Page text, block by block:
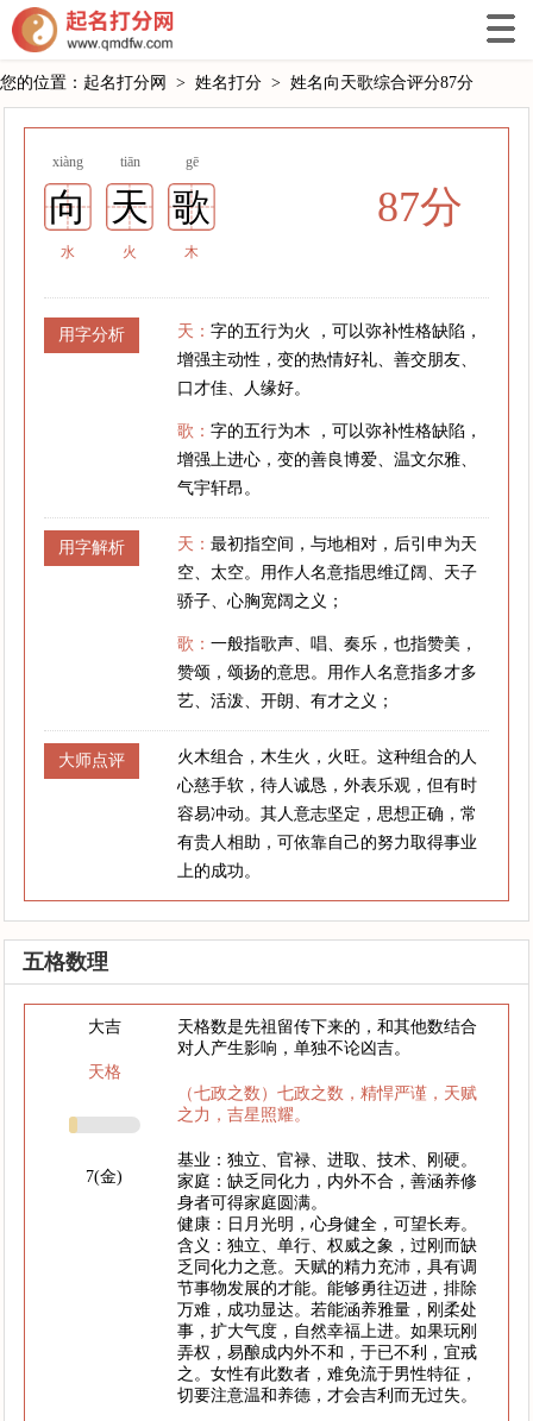
您的位置： 起名打分网 > 姓名打分 > 姓名向天歌综合评分87分
xiàng tiān gē
向 天 歌
水 火 木
87分
用字分析 天：字的五行为火 ，可以弥补性格缺陷，
增强主动性，变的热情好礼、善交朋友、
口才佳、人缘好。
歌：字的五行为木 ，可以弥补性格缺陷，
增强上进心，变的善良博爱、温文尔雅、
气宇轩昂。
用字解析 天：最初指空间，与地相对，后引申为天
空、太空。用作人名意指思维辽阔、天子
骄子、心胸宽阔之义；
歌：一般指歌声、唱、奏乐，也指赞美，
赞颂，颂扬的意思。用作人名意指多才多
艺、活泼、开朗、有才之义；
大师点评
火木组合，木生火，火旺。这种组合的人
心慈手软，待人诚恳，外表乐观，但有时
容易冲动。其人意志坚定，思想正确，常
有贵人相助，可依靠自己的努力取得事业
上的成功。
五格数理
大吉
天格
7(金)
天格数是先祖留传下来的，和其他数结合
对人产生影响，单独不论凶吉。
（七政之数）七政之数，精悍严谨，天赋
之力，吉星照耀。
基业：独立、官禄、进取、技术、刚硬。
家庭：缺乏同化力，内外不合，善涵养修
身者可得家庭圆满。
健康：日月光明，心身健全，可望长寿。
含义：独立、单行、权威之象，过刚而缺
乏同化力之意。天赋的精力充沛，具有调
节事物发展的才能。能够勇往迈进，排除
万难，成功显达。若能涵养雅量，刚柔处
事，扩大气度，自然幸福上进。如果玩刚
弄权，易酿成内外不和，于已不利，宜戒
之。女性有此数者，难免流于男性特征，
切要注意温和养德，才会吉利而无过失。